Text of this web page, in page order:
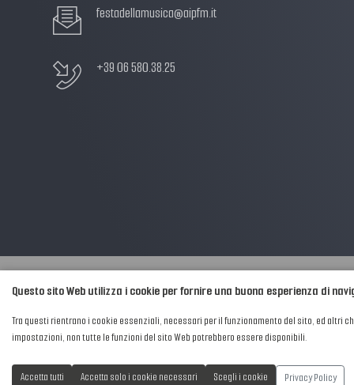
festadellamusica@aipfm.it
+39 06 580.38.25
Privacy Policy
Cookies
Questo sito Web utilizza i cookie per fornire una buona esperienza di
Tra questi rientrano i cookie essenziali, necessari per il funzionamento del sito, ed altri
impostazioni, non tutte le funzioni del sito Web potrebbero essere disponibili.
Accetta tutti Accetta solo i cookie necessari Scegli i cookie Privacy Policy